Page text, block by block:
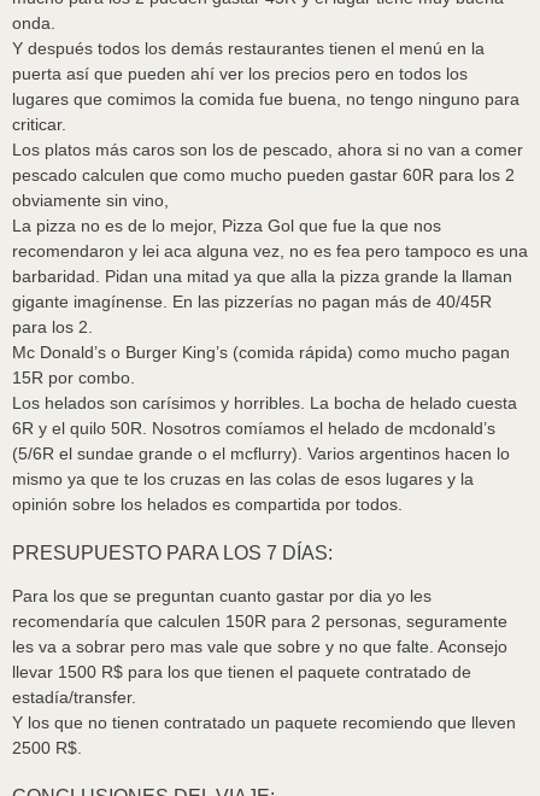
onda.
Y después todos los demás restaurantes tienen el menú en la
puerta así que pueden ahí ver los precios pero en todos los
lugares que comimos la comida fue buena, no tengo ninguno para
criticar.
Los platos más caros son los de pescado, ahora si no van a comer
pescado calculen que como mucho pueden gastar 60R para los 2
obviamente sin vino,
La pizza no es de lo mejor, Pizza Gol que fue la que nos
recomendaron y lei aca alguna vez, no es fea pero tampoco es una
barbaridad. Pidan una mitad ya que alla la pizza grande la llaman
gigante imagínense. En las pizzerías no pagan más de 40/45R
para los 2.
Mc Donald’s o Burger King’s (comida rápida) como mucho pagan
15R por combo.
Los helados son carísimos y horribles. La bocha de helado cuesta
6R y el quilo 50R. Nosotros comíamos el helado de mcdonald’s
(5/6R el sundae grande o el mcflurry). Varios argentinos hacen lo
mismo ya que te los cruzas en las colas de esos lugares y la
opinión sobre los helados es compartida por todos.
PRESUPUESTO PARA LOS 7 DÍAS:
Para los que se preguntan cuanto gastar por dia yo les
recomendaría que calculen 150R para 2 personas, seguramente
les va a sobrar pero mas vale que sobre y no que falte. Aconsejo
llevar 1500 R$ para los que tienen el paquete contratado de
estadía/transfer.
Y los que no tienen contratado un paquete recomiendo que lleven
2500 R$.